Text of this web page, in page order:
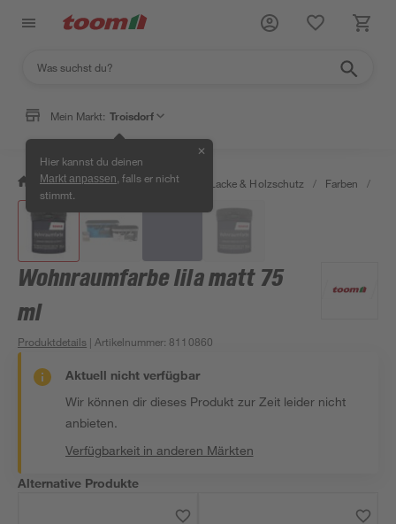
Mein Markt: Troisdorf
Hier kannst du deinen
Markt anpassen , falls er nicht
stimmt.
✕
/ Bauen & Renovieren / Farben, Lacke & Holzschutz / Farben /
Wohnraumfarbe lila matt 75
ml
Produktdetails | Artikelnummer: 8110860
Aktuell nicht verfügbar
Wir können dir dieses Produkt zur Zeit leider nicht
anbieten.
Verfügbarkeit in anderen Märkten
Alternative Produkte